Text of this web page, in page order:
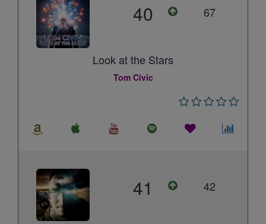
40 67
Look at the Stars
Tom Civic
41 42